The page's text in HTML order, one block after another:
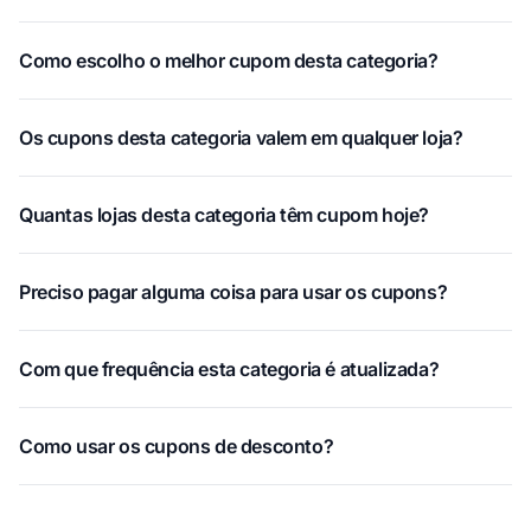
Como escolho o melhor cupom desta categoria?
Os cupons desta categoria valem em qualquer loja?
Quantas lojas desta categoria têm cupom hoje?
Preciso pagar alguma coisa para usar os cupons?
Com que frequência esta categoria é atualizada?
Como usar os cupons de desconto?